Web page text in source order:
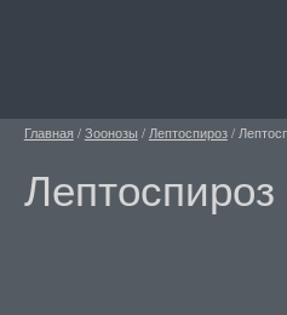
Главная /Зоонозы / Лептоспироз/